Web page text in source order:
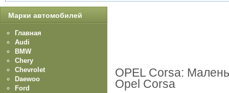
OPEL Corsa:
Opel Corsa
Марки автомобилей
Главная
Audi
BMW
Chery
Chevrolet
Daewoo
Ford